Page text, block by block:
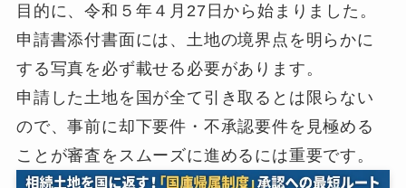
目的に、令和５年４月27日から始まりました。
申請書添付書面には、土地の境界点を明らかに
する写真を必ず載せる必要があります。
申請した土地を国が全て引き取るとは限らない
ので、事前に却下要件・不承認要件を見極める
ことが審査をスムーズに進めるには重要です。